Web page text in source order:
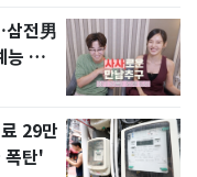
전男
능 화
29만
탄'